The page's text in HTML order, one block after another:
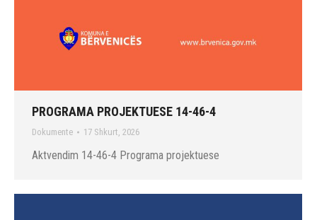
PROGRAMA PROJEKTUESE 14-46-4
Dokumente 17 Shkurt, 2026
Aktvendim 14-46-4 Programa projektuese